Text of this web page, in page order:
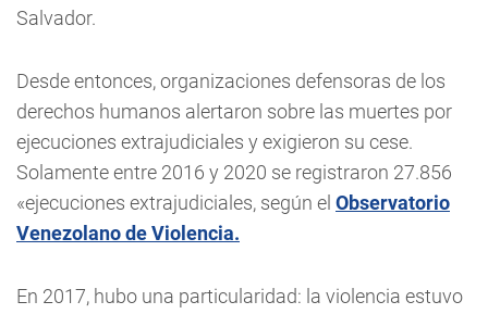
Salvador.
Desde entonces, organizaciones defensoras de los
derechos humanos alertaron sobre las muertes por
ejecuciones extrajudiciales y exigieron su cese.
Solamente entre 2016 y 2020 se registraron 27.856
«ejecuciones extrajudiciales, según el Observatorio
Venezolano de Violencia.
En 2017, hubo una particularidad: la violencia estuvo